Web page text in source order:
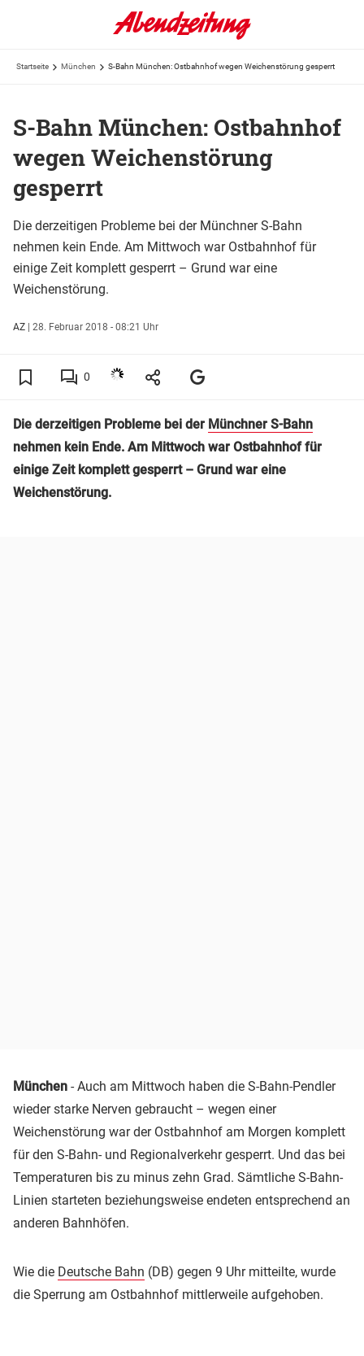
Startseite München S-Bahn München: Ostbahnhof wegen Weichenstörung gesperrt
S-Bahn München: Ostbahnhof
wegen Weichenstörung
gesperrt
Die derzeitigen Probleme bei der Münchner S-Bahn
nehmen kein Ende. Am Mittwoch war Ostbahnhof für
einige Zeit komplett gesperrt – Grund war eine
Weichenstörung.
AZ | 28. Februar 2018 - 08:21 Uhr
0
Die derzeitigen Probleme bei der Münchner S-Bahn
nehmen kein Ende. Am Mittwoch war Ostbahnhof für
einige Zeit komplett gesperrt – Grund war eine
Weichenstörung.
München - Auch am Mittwoch haben die S-Bahn-Pendler
wieder starke Nerven gebraucht – wegen einer
Weichenstörung war der Ostbahnhof am Morgen komplett
für den S-Bahn- und Regionalverkehr gesperrt. Und das bei
Temperaturen bis zu minus zehn Grad. Sämtliche S-Bahn-
Linien starteten beziehungsweise endeten entsprechend an
anderen Bahnhöfen.
Wie die Deutsche Bahn (DB) gegen 9 Uhr mitteilte, wurde
die Sperrung am Ostbahnhof mittlerweile aufgehoben.